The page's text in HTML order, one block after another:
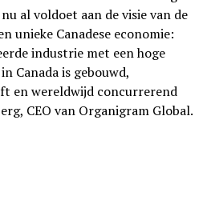
al voldoet aan de visie van de
unieke Canadese economie:
industrie met een hoge
Canada is gebouwd,
en wereldwijd concurrerend
CEO van Organigram Global.